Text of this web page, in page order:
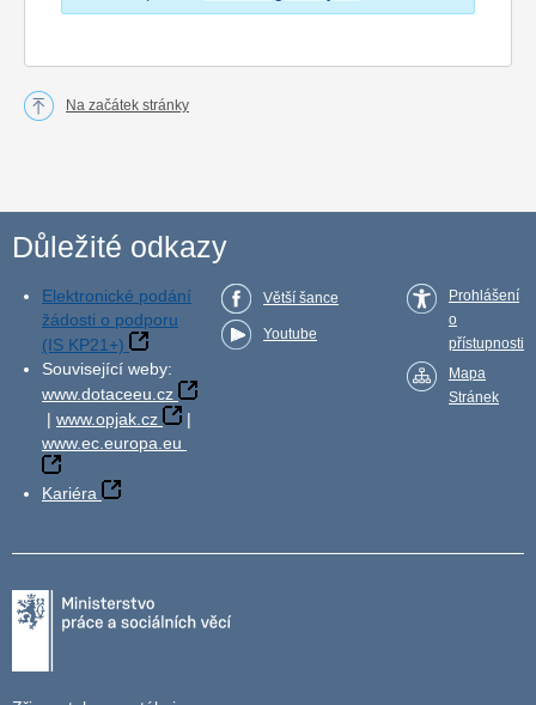
Na začátek stránky
Důležité odkazy
Elektronické podání
žádosti o podporu
(IS KP21+)
Související weby:
www.dotaceeu.cz
| www.opjak.cz
|
www.ec.europa.eu
Kariéra
Větší šance
Youtube
Prohlášení
o
přístupnosti
Mapa
Stránek